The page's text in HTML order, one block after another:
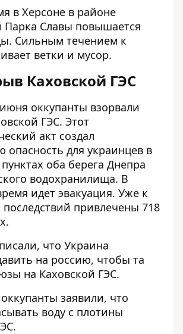
в Херсоне в районе
Парка Славы повышается
Сильным течением к
ветки и мусор.
Каховской ГЭС
оккупанты взорвали
ГЭС. Этот
акт создал
опасность для украинцев в
оба берега Днепра
водохранилища. В
идет эвакуация. Уже к
привлечены 718
что Украина
на россию, чтобы та
на Каховской ГЭС.
заявили, что
воду с плотины